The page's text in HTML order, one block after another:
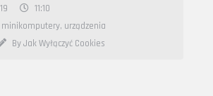
11:10
minikomputery, urządzenia
By Jak Wyłączyć Cookies